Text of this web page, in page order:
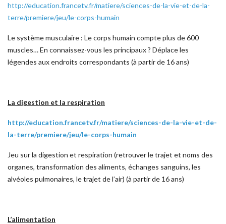
http://education.francetv.fr/matiere/sciences-de-la-vie-et-de-la-
terre/premiere/jeu/le-corps-humain
Le système musculaire : Le corps humain compte plus de 600
muscles… En connaissez-vous les principaux ? Déplace les
légendes aux endroits correspondants (à partir de 16 ans)
La digestion et la respiration
http://education.francetv.fr/matiere/sciences-de-la-vie-et-de-
la-terre/premiere/jeu/le-corps-humain
Jeu sur la digestion et respiration (retrouver le trajet et noms des
organes, transformation des aliments, échanges sanguins, les
alvéoles pulmonaires, le trajet de l’air) (à partir de 16 ans)
L’alimentation